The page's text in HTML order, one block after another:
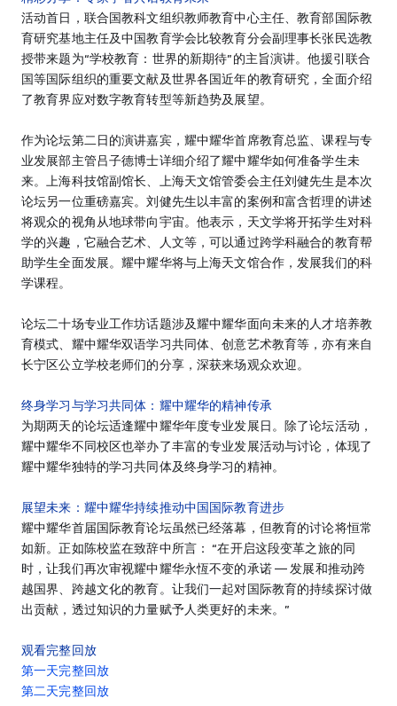
活动首日，联合国教科文组织教师教育中心主任、教育部国际教
育研究基地主任及中国教育学会比较教育分会副理事长张民选教
授带来题为“学校教育：世界的新期待”的主旨演讲。他援引联合
国等国际组织的重要文献及世界各国近年的教育研究，全面介绍
了教育界应对数字教育转型等新趋势及展望。
作为论坛第二日的演讲嘉宾，耀中耀华首席教育总监、课程与专
业发展部主管吕子德博士详细介绍了耀中耀华如何准备学生未
来。上海科技馆副馆长、上海天文馆管委会主任刘健先生是本次
论坛另一位重磅嘉宾。刘健先生以丰富的案例和富含哲理的讲述
将观众的视角从地球带向宇宙。他表示，天文学将开拓学生对科
学的兴趣，它融合艺术、人文等，可以通过跨学科融合的教育帮
助学生全面发展。耀中耀华将与上海天文馆合作，发展我们的科
学课程。
论坛二十场专业工作坊话题涉及耀中耀华面向未来的人才培养教
育模式、耀中耀华双语学习共同体、创意艺术教育等，亦有来自
长宁区公立学校老师们的分享，深获来场观众欢迎。
终身学习与学习共同体：耀中耀华的精神传承
为期两天的论坛适逢耀中耀华年度专业发展日。除了论坛活动，
耀中耀华不同校区也举办了丰富的专业发展活动与讨论，体现了
耀中耀华独特的学习共同体及终身学习的精神。
展望未来 ： 耀中耀华持续推动中国国际教育进步
耀中耀华首届国际教育论坛虽然已经落幕，但教育的讨论将恒常
如新。正如陈校监在致辞中所言： “在开启这段变革之旅的同
时，让我们再次审视耀中耀华永恆不变的承诺 — 发展和推动跨
越国界、跨越文化的教育。让我们一起对国际教育的持续探讨做
出贡献，透过知识的力量赋予人类更好的未来。”
观看完整回放
第一天完整回放
第二天完整回放